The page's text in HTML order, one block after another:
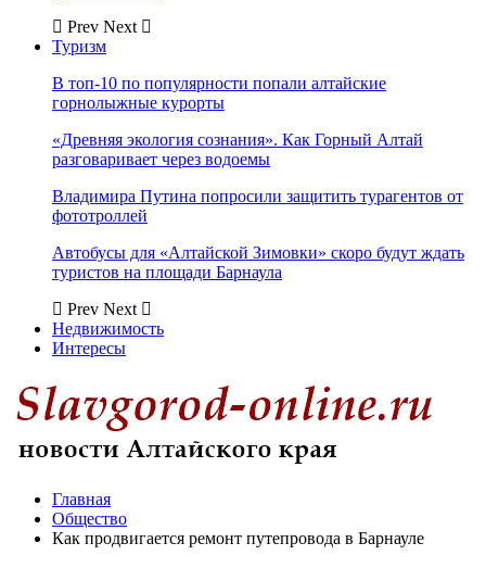
Prev Next
Туризм
В топ-10 по популярности попали алтайские
горнолыжные курорты
«Древняя экология сознания». Как Горный Алтай
разговаривает через водоемы
Владимира Путина попросили защитить турагентов от
фототроллей
Автобусы для «Алтайской Зимовки» скоро будут ждать
туристов на площади Барнаула
Prev Next
Недвижимость
Интересы
Главная
Общество
Как продвигается ремонт путепровода в Барнауле